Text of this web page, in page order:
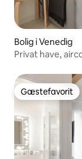
Bolig i Venedig
Privat have,
Gæstefavorit
Gæstefavorit